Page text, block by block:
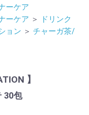
ーケア
ーケア ＞
ドリンク
ョン ＞ チャーガ茶/
】
30包